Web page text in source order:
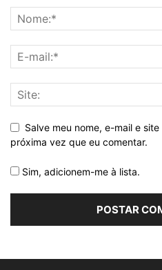
Salve meu nome, e-mail e
próxima vez que eu comentar.
Sim, adicionem-me à lista.